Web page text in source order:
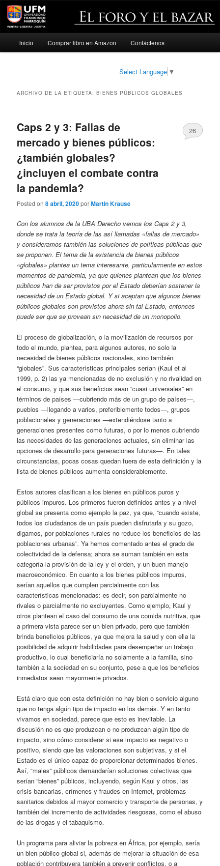
Ir
Ir
Inicio Comprar libro en Amazon Contáctenos
Select Language ▼
ARCHIVO DE LA ETIQUETA:BIENES PÚBLICOS GLOBALES
Caps 2 y 3: Fallas de
mercado y bienes públicos:
¿también globales?
¿incluyen el combate contra
la pandemia?
Posted on8 abril, 2020porMartin Krause
26
Con los alumnos de la UBA Derecho vemos los Caps 2 y 3,
donde se trata la teoría de las así llamadas «fallas de mercado»
y consideramos también las soluciones de políticas públicas que
se proponen. El tema de la existencia de bienes públicos
«globales» plantea un tema interesante, particularmente en estos
momentos de pandemia, ya que quienes plantean que los bienes
públicos han de ser provistos por el Estado deberían sostener la
necesidad de un Estado global. Y si aceptan que algunos bienes
públicos globales son provistos ahora sin tal Estado, entonces
puede ser que se provean sin necesidad de un monopolio.
El proceso de globalización, o la movilización de recursos por
todo el mundo, plantea, para algunos autores, no solo la
necesidad de bienes públicos nacionales, sino también
“globales”. Sus características principales serían (Kaul et al
1999, p. 2) las ya mencionadas de no exclusión y no rivalidad en
el consumo, y que sus beneficios sean “cuasi universales” en
términos de países —cubriendo más de un grupo de países—,
pueblos —llegando a varios, preferiblemente todos—, grupos
poblacionales y generaciones —extendiéndose tanto a
generaciones presentes como futuras, o por lo menos cubriendo
las necesidades de las generaciones actuales, sin eliminar las
opciones de desarrollo para generaciones futuras—. En tales
circunstancias, pocas cosas quedan fuera de esta definición y la
lista de bienes públicos aumenta considerablemente.
Estos autores clasifican a los bienes en públicos puros y
públicos impuros. Los primeros fueron definidos antes y a nivel
global se presenta como ejemplo la paz, ya que, “cuando existe,
todos los ciudadanos de un país pueden disfrutarla y su gozo,
digamos, por poblaciones rurales no reduce los beneficios de las
poblaciones urbanas”. Ya hemos comentado antes el grado de
colectividad de la defensa; ahora se suman también en esta
categoría la provisión de la ley y el orden, y un buen manejo
macroeconómico. En cuanto a los bienes públicos impuros,
serían aquellos que cumplen parcialmente con las
características mencionadas: es decir, son parcialmente no
rivales o parcialmente no excluyentes. Como ejemplo, Kaul y
otros plantean el caso del consumo de una comida nutritiva, que
a primera vista parece ser un bien privado, pero que también
brinda beneficios públicos, ya que mejora la salud y con ella la
posibilidad de adquirir habilidades para desempeñar un trabajo
productivo, lo cual beneficiaría no solamente a la familia, sino
también a la sociedad en su conjunto, pese a que los beneficios
inmediatos sean mayormente privados.
Está claro que con esta definición no hay bien o servicio alguno
que no tenga algún tipo de impacto en los demás. Y en tanto
vivamos en sociedad, parece que esto es inevitable. La
discusión no es que produzcan o no produzcan algún tipo de
impacto, sino cómo considerar si ese impacto es negativo o
positivo, siendo que las valoraciones son subjetivas, y si el
Estado es el único capaz de proporcionar determinados bienes.
Así, “males” públicos demandarían soluciones colectivas que
serían “bienes” públicos, incluyendo, según Kaul y otros, las
crisis bancarias, crímenes y fraudes en Internet, problemas
sanitarios debidos al mayor comercio y transporte de personas, y
también del incremento de actividades riesgosas, como el abuso
de las drogas y el tabaquismo.
Un programa para aliviar la pobreza en África, por ejemplo, sería
un bien público global si, además de mejorar la situación de esa
población contribuyera también a prevenir conflictos, o a